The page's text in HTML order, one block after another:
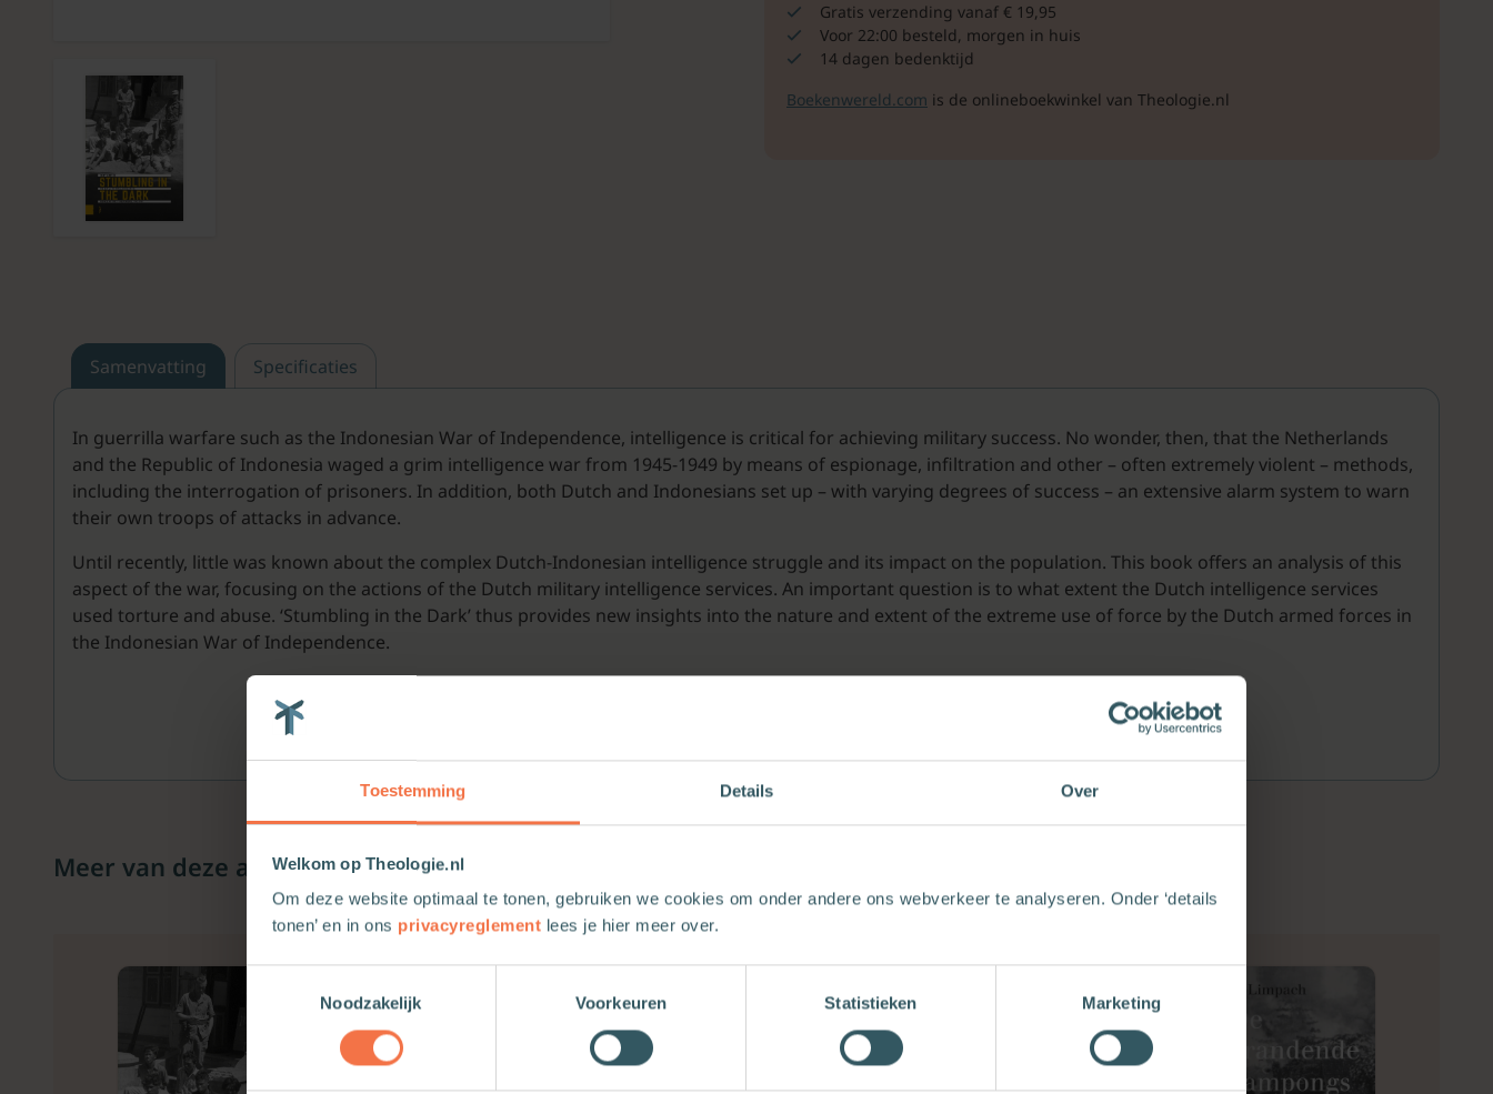
Toestemming Details Over
Welkom op Theologie.nl
Om deze website optimaal te tonen, gebruiken we cookies om onder andere ons webverkeer te analyseren. Onder ‘details
tonen’ en in ons privacyreglement lees je hier meer over.
Noodzakelijk
Voorkeuren Statistieken Marketing
Gratis verzending vanaf € 19,95
Voor 22:00 besteld, morgen in huis
14 dagen bedenktijd
Boekenwereld.com is de onlineboekwinkel van Theologie.nl
Samenvatting Specificaties
In guerrilla warfare such as the Indonesian War of Independence, intelligence is critical for achieving military success. No wonder, then, that the Netherlands
and the Republic of Indonesia waged a grim intelligence war from 1945-1949 by means of espionage, infiltration and other – often extremely violent – methods,
including the interrogation of prisoners. In addition, both Dutch and Indonesians set up – with varying degrees of success – an extensive alarm system to warn
their own troops of attacks in advance.
Until recently, little was known about the complex Dutch-Indonesian intelligence struggle and its impact on the population. This book offers an analysis of this
aspect of the war, focusing on the actions of the Dutch military intelligence services. An important question is to what extent the Dutch intelligence services
used torture and abuse. ‘Stumbling in the Dark’ thus provides new insights into the nature and extent of the extreme use of force by the Dutch armed forces in
the Indonesian War of Independence.
Meer van deze auteur